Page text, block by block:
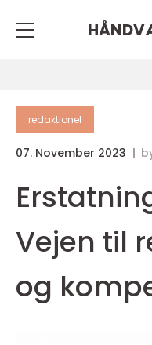
redaktionel
07. November 2023
Vejen til
og